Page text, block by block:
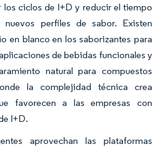
los ciclos de I+D y reducir el tiempo
perfiles de sabor. Existen
en blanco en los saborizantes para
de bebidas funcionales y
natural para compuestos
la complejidad técnica crea
favorecen a las empresas con
I+D.
aprovechan las plataformas